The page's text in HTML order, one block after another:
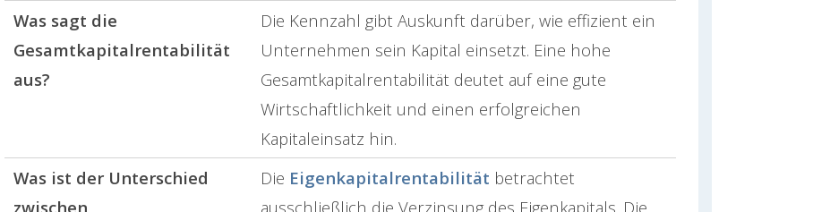
Was sagt die
Gesamtkapitalrentabilität
aus?
Die Kennzahl gibt Auskunft darüber, wie effizient ein
Unternehmen sein Kapital einsetzt. Eine hohe
Gesamtkapitalrentabilität deutet auf eine gute
Wirtschaftlichkeit und einen erfolgreichen
Kapitaleinsatz hin.
Was ist der Unterschied
zwischen
Die Eigenkapitalrentabilität betrachtet
ausschließlich die Verzinsung des Eigenkapitals. Die